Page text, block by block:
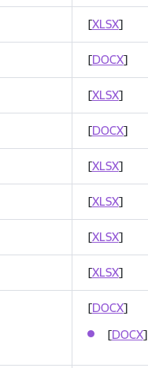
[XLSX]
[DOCX]
[XLSX]
[DOCX]
[XLSX]
[XLSX]
[XLSX]
[XLSX]
[DOCX]
[DOCX]